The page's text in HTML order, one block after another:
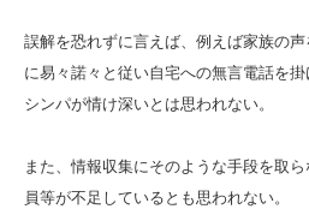
誤解を恐れずに言えば、例えば家族の
に易々諾々と従い自宅への無言電話を
シンパが情け深いとは思われない。
また、情報収集にそのような手段を取
員等が不足しているとも思われない。